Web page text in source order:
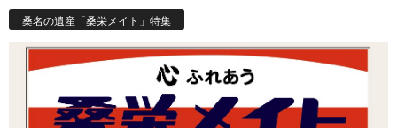
桑名の遺産「桑栄メイト」特集